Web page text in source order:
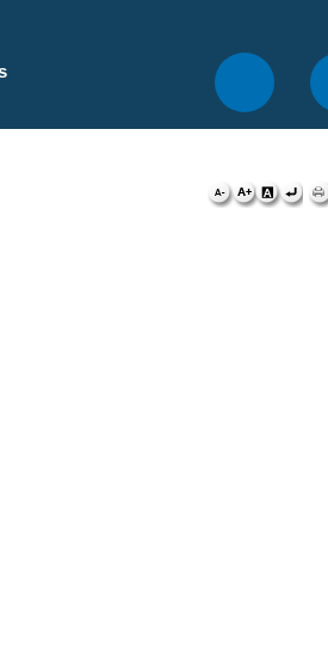
navigation optimale.